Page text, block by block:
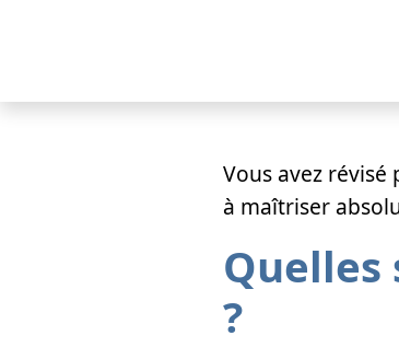
Vous avez
à maîtriser
Quelles
?